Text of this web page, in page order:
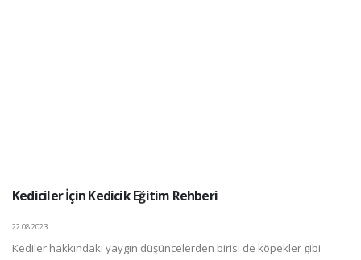
Kediciler İçin Kedicik Eğitim Rehberi
22.08.2023
Kediler hakkındaki yaygın düşüncelerden birisi de köpekler gibi